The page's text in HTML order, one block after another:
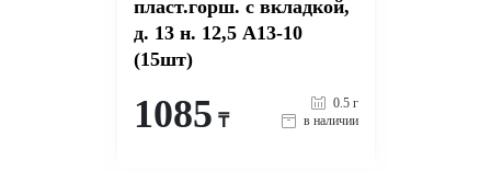
пласт.горш. с вкладкой,
д. 13 н. 12,5 А13-10
(15шт)
1085 ₸
0.5 г
в наличии